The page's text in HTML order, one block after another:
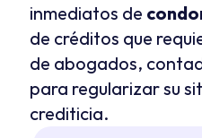
inmediatos de
de créditos que
de abogados,
para regularizar su
crediticia.